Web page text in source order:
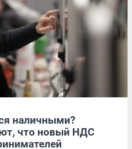
наличными?
что новый НДС